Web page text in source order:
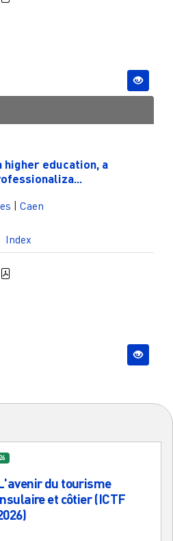
education, a
| Caen
Index
du tourisme
et côtier (ICTF